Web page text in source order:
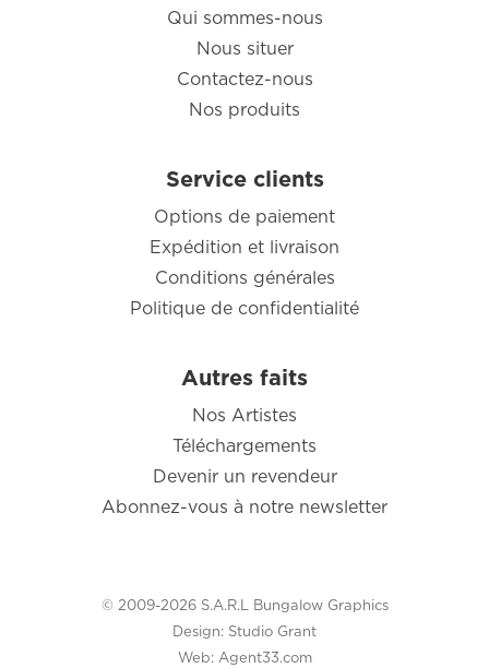
Qui sommes-nous
Nous situer
Contactez-nous
Nos produits
Service clients
Options de paiement
Expédition et livraison
Conditions générales
Politique de confidentialité
Autres faits
Nos Artistes
Téléchargements
Devenir un revendeur
Abonnez-vous à notre newsletter
© 2009-2026 S.A.R.L Bungalow Graphics
Design: Studio Grant
Web: Agent33.com